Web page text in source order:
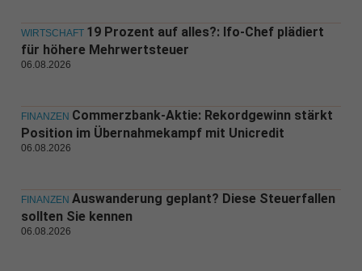
WIRTSCHAFT 19 Prozent auf alles?: Ifo-Chef plädiert
für höhere Mehrwertsteuer
06.08.2026
FINANZEN Commerzbank-Aktie: Rekordgewinn stärkt
Position im Übernahmekampf mit Unicredit
06.08.2026
FINANZEN Auswanderung geplant? Diese Steuerfallen
sollten Sie kennen
06.08.2026